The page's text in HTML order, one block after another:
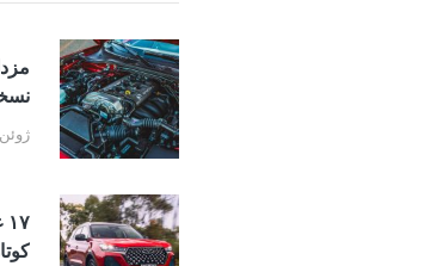
ژوئن 29, 2026